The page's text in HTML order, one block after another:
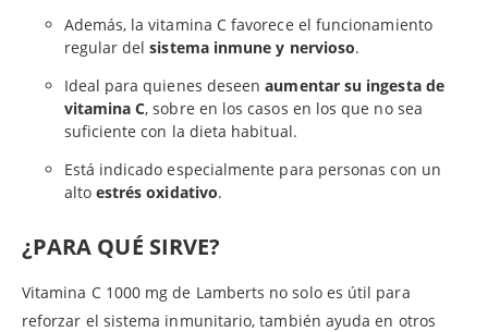
Además, la vitamina C favorece el funcionamiento
regular delsistema inmune y nervioso.
Ideal para quienes deseenaumentar su ingesta de
vitamina C, sobre en los casos en los que no sea
suficiente con la dieta habitual.
Está indicado especialmente para personas con un
alto estrés oxidativo.
¿PARA QUÉ SIRVE?
Vitamina C 1000 mg de Lamberts no solo es útil para
reforzar el sistema inmunitario, también ayuda en otros